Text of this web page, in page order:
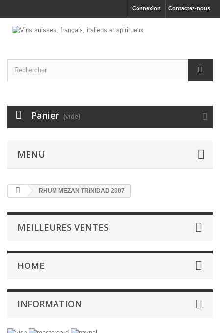
Contactez-nous
Connexion
Panier (vide)
MENU
RHUM MEZAN TRINIDAD 2007
MEILLEURES VENTES
HOME
INFORMATION